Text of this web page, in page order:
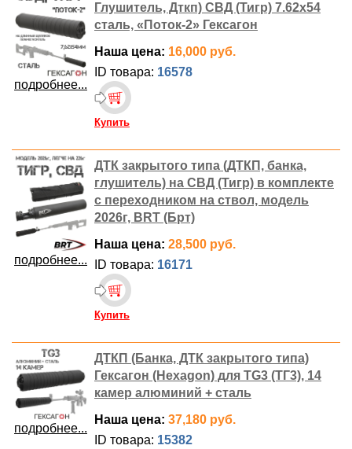
подробнее...
Глушитель, Дткп) СВД (Тигр) 7.62x54
сталь, «Поток-2» Гексагон
Наша цена: 16,000 руб.
ID товара: 16578
Купить
подробнее...
ДТК закрытого типа (ДТКП, банка,
глушитель) на СВД (Тигр) в комплекте
с переходником на ствол, модель
2026г, BRT (Брт)
Наша цена: 28,500 руб.
ID товара: 16171
Купить
подробнее...
ДТКП (Банка, ДТК закрытого типа)
Гексагон (Hexagon) для TG3 (ТГ3), 14
камер алюминий + сталь
Наша цена: 37,180 руб.
ID товара: 15382